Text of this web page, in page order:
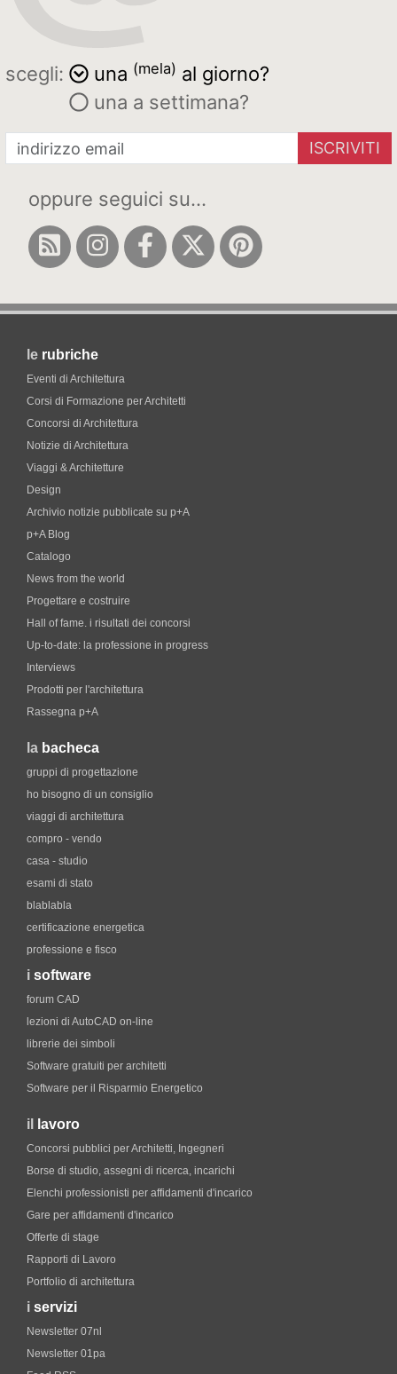
scegli: una (mela) al giorno?
una a settimana?
ISCRIVITI
oppure seguici su...
le rubriche
Eventi di Architettura
Corsi di Formazione per Architetti
Concorsi di Architettura
Notizie di Architettura
Viaggi & Architetture
Design
Archivio notizie pubblicate su p+A
p+A Blog
Catalogo
News from the world
Progettare e costruire
Hall of fame. i risultati dei concorsi
Up-to-date: la professione in progress
Interviews
Prodotti per l'architettura
Rassegna p+A
la bacheca
gruppi di progettazione
ho bisogno di un consiglio
viaggi di architettura
compro - vendo
casa - studio
esami di stato
blablabla
certificazione energetica
professione e fisco
i software
forum CAD
lezioni di AutoCAD on-line
librerie dei simboli
Software gratuiti per architetti
Software per il Risparmio Energetico
il lavoro
Concorsi pubblici per Architetti, Ingegneri
Borse di studio, assegni di ricerca, incarichi
Elenchi professionisti per affidamenti d'incarico
Gare per affidamenti d'incarico
Offerte di stage
Rapporti di Lavoro
Portfolio di architettura
i servizi
Newsletter 07nl
Newsletter 01pa